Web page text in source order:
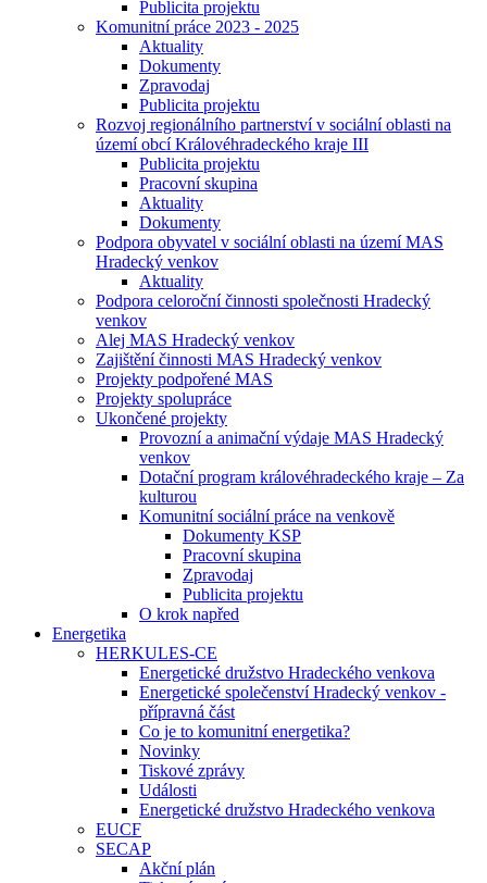
Publicita projektu
Komunitní práce 2023 - 2025
Aktuality
Dokumenty
Zpravodaj
Publicita projektu
Rozvoj regionálního partnerství v sociální oblasti na
území obcí Královéhradeckého kraje III
Publicita projektu
Pracovní skupina
Aktuality
Dokumenty
Podpora obyvatel v sociální oblasti na území MAS
Hradecký venkov
Aktuality
Podpora celoroční činnosti společnosti Hradecký
venkov
Alej MAS Hradecký venkov
Zajištění činnosti MAS Hradecký venkov
Projekty podpořené MAS
Projekty spolupráce
Ukončené projekty
Provozní a animační výdaje MAS Hradecký
venkov
Dotační program královéhradeckého kraje – Za
kulturou
Komunitní sociální práce na venkově
Dokumenty KSP
Pracovní skupina
Zpravodaj
Publicita projektu
O krok napřed
Energetika
HERKULES-CE
Energetické družstvo Hradeckého venkova
Energetické společenství Hradecký venkov -
přípravná část
Co je to komunitní energetika?
Novinky
Tiskové zprávy
Události
Energetické družstvo Hradeckého venkova
EUCF
SECAP
Akční plán